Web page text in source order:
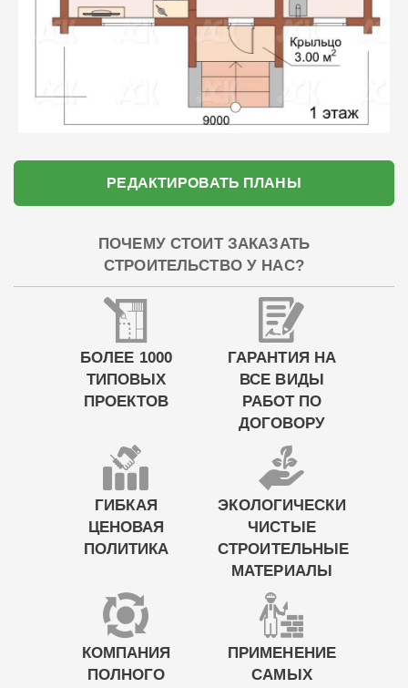
РЕДАКТИРОВАТЬ ПЛАНЫ
ПОЧЕМУ СТОИТ ЗАКАЗАТЬ
СТРОИТЕЛЬСТВО У НАС?
БОЛЕЕ 1000
ТИПОВЫХ
ПРОЕКТОВ
ГАРАНТИЯ НА
ВСЕ ВИДЫ
РАБОТ ПО
ДОГОВОРУ
ГИБКАЯ
ЦЕНОВАЯ
ПОЛИТИКА
ЭКОЛОГИЧЕСКИ
ЧИСТЫЕ
СТРОИТЕЛЬНЫЕ
МАТЕРИАЛЫ
КОМПАНИЯ
ПОЛНОГО
ПРИМЕНЕНИЕ
САМЫХ